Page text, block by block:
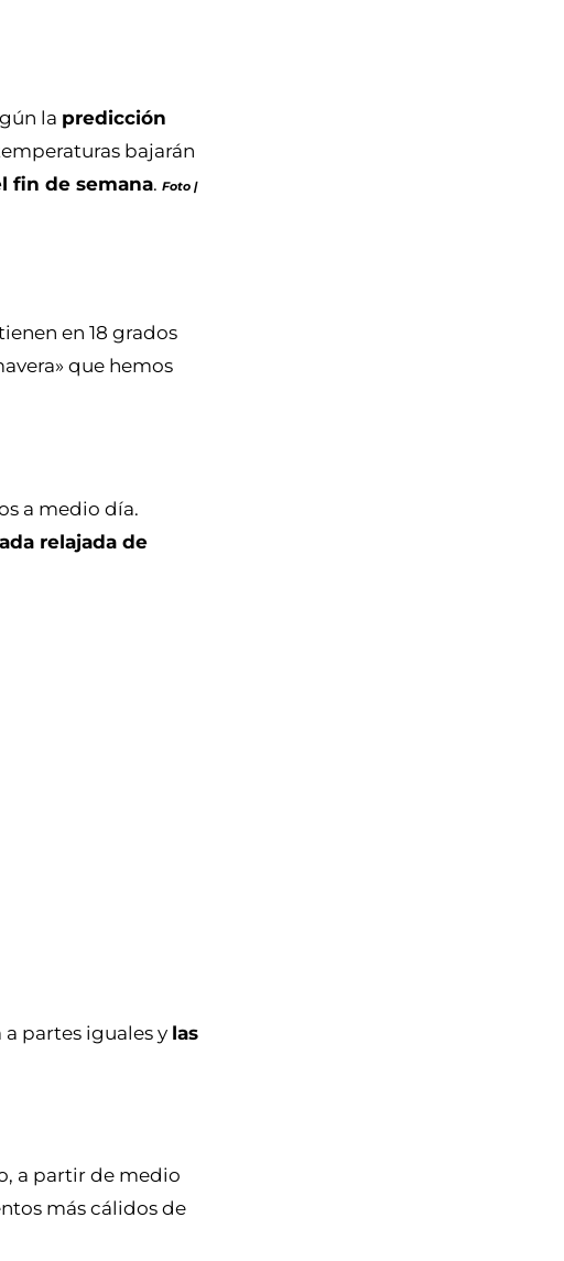
la predicción
bajarán
fin de semana. Foto |
en 18 grados
que hemos
a medio día.
relajada de
a partes iguales y las
a partir de medio
más cálidos de